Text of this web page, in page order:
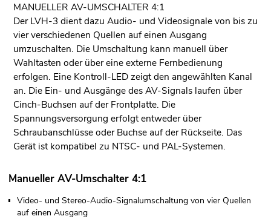
MANUELLER AV-UMSCHALTER 4:1
Der LVH-3 dient dazu Audio- und Videosignale von bis zu
vier verschiedenen Quellen auf einen Ausgang
umzuschalten. Die Umschaltung kann manuell über
Wahltasten oder über eine externe Fernbedienung
erfolgen. Eine Kontroll-LED zeigt den angewählten Kanal
an. Die Ein- und Ausgänge des AV-Signals laufen über
Cinch-Buchsen auf der Frontplatte. Die
Spannungsversorgung erfolgt entweder über
Schraubanschlüsse oder Buchse auf der Rückseite. Das
Gerät ist kompatibel zu NTSC- und PAL-Systemen.
Manueller AV-Umschalter 4:1
Video- und Stereo-Audio-Signalumschaltung von vier Quellen
auf einen Ausgang